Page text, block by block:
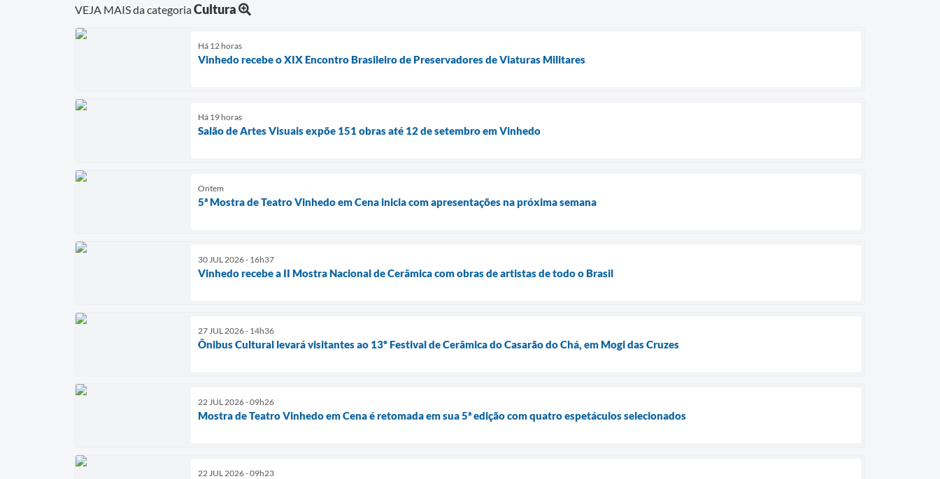
VEJA MAIS da categoriaCultura
Há 12 horas
Vinhedo recebe o XIX Encontro Brasileiro de Preservadores de Viaturas Militares
Há 19 horas
Salão de Artes Visuais expõe 151 obras até 12 de setembro em Vinhedo
Ontem
5ª Mostra de Teatro Vinhedo em Cena inicia com apresentações na próxima semana
30 JUL 2026 - 16h37
Vinhedo recebe a II Mostra Nacional de Cerâmica com obras de artistas de todo o Brasil
27 JUL 2026 - 14h36
Ônibus Cultural levará visitantes ao 13º Festival de Cerâmica do Casarão do Chá, em Mogi das Cruzes
22 JUL 2026 - 09h26
Mostra de Teatro Vinhedo em Cena é retomada em sua 5ª edição com quatro espetáculos selecionados
22 JUL 2026 - 09h23